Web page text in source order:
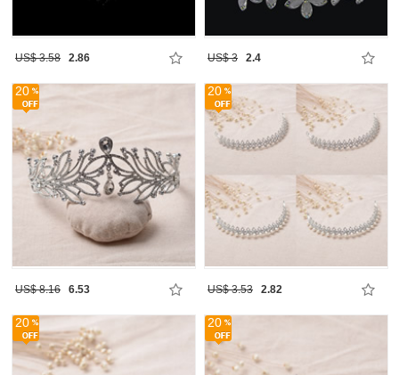
US$ 3.58 2.86 US$ 3 2.4
20
US$ 8.16 6.53
20
US$ 3.53 2.82
20 20